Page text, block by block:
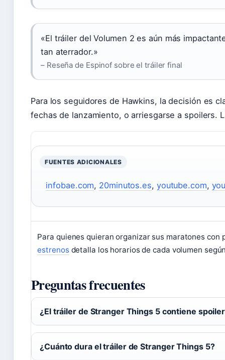
«El tráiler del Volumen 2 es aún más
tan aterrador.»
– Reseña de Espinof sobre el tráiler final
Para los seguidores de Hawkins, la decisión es
fechas de lanzamiento, o arriesgarse a spoilers.
FUENTES ADICIONALES
infobae.com, 20minutos.es, youtube.com,
Para quienes quieran organizar sus maratones con
estrenosdetalla los horarios de cada volumen
Preguntas frecuentes
¿El tráiler de Stranger Things 5 contiene
¿Cuánto dura el tráiler de Stranger Things 5?